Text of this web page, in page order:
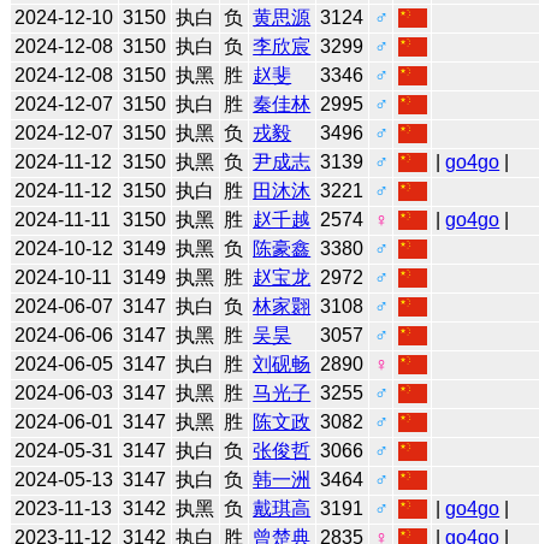
2024-12-10 3150 执白 负 黄思源 3124
♂
2024-12-08 3150 执白 负 李欣宸 3299
♂
2024-12-08 3150 执黑 胜 赵斐 3346
♂
2024-12-07 3150 执白 胜 秦佳林 2995
♂
2024-12-07 3150 执黑 负 戎毅 3496
♂
2024-11-12 3150 执黑 负 尹成志 3139 ♂ |go4go
2024-11-12 3150 执白 胜 田沐沐 3221
♂
2024-11-11
3150 执黑 胜 赵千越 2574 ♀ |go4go
2024-10-12 3149 执黑 负 陈豪鑫 3380
♂
2024-10-11 3149 执黑 胜 赵宝龙 2972
♂
2024-06-07 3147 执白 负 林家翾 3108
♂
2024-06-06 3147 执黑 胜 吴昊 3057
♂
2024-06-05 3147 执白 胜 刘砚畅 2890
♀
2024-06-03 3147 执黑 胜 马光子 3255
♂
2024-06-01 3147 执黑 胜 陈文政 3082
♂
2024-05-31 3147 执白 负 张俊哲 3066
♂
2024-05-13 3147 执白 负 韩一洲 3464
♂
2023-11-13 3142 执黑 负 戴琪高 3191 ♂ |go4go
2023-11-12 3142 执白 胜 曾楚典 2835 ♀ |go4go